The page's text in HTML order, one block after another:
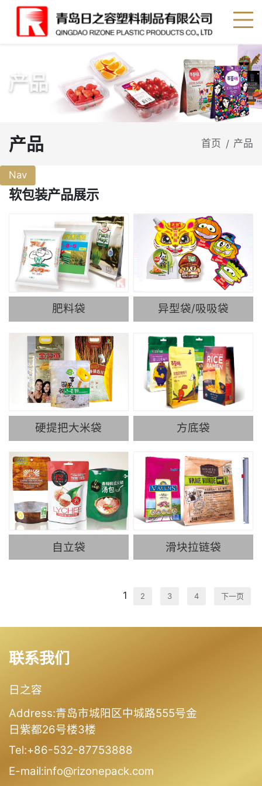
产品
产品 首页 / 产品
Nav
软包装产品展示
肥料袋 异型袋/吸吸袋
硬提把大米袋 方底袋
自立袋 滑块拉链袋
1 2 3 4 下一页
联系我们
日之容
Address:青岛市城阳区中城路555号金
日紫都26号楼3楼
Tel:+86-532-87753888
E-mail:info@rizonepack.com